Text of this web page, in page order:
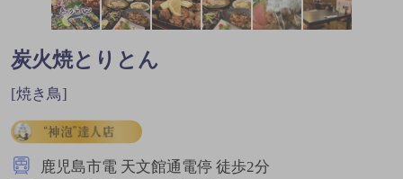
炭火焼とりとん
[焼き鳥]
鹿児島市電 天文館通電停 徒歩2分